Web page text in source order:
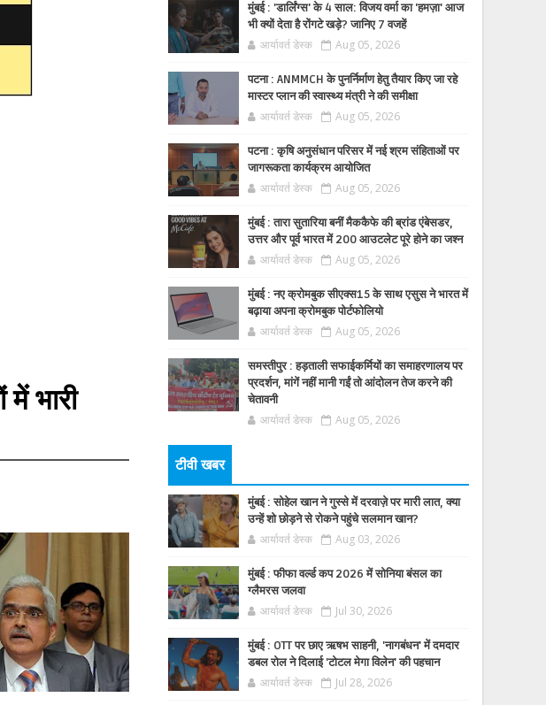
भारी
मुंबई : 'डार्लिंग्स' के 4 साल: विजय वर्मा का 'हमज़ा' आज
भी क्यों देता है रोंगटे खड़े? जानिए 7 वजहें
आर्यावर्त डेस्क Aug 05, 2026
पटना : ANMMCH के पुनर्निर्माण हेतु तैयार किए जा रहे
मास्टर प्लान की स्वास्थ्य मंत्री ने की समीक्षा
आर्यावर्त डेस्क Aug 05, 2026
पटना : कृषि अनुसंधान परिसर में नई श्रम संहिताओं पर
जागरूकता कार्यक्रम आयोजित
आर्यावर्त डेस्क Aug 05, 2026
मुंबई : तारा सुतारिया बनीं मैककैफे की ब्रांड एंबेसडर,
उत्तर और पूर्व भारत में 200 आउटलेट पूरे होने का जश्न
आर्यावर्त डेस्क Aug 05, 2026
मुंबई : नए क्रोमबुक सीएक्स15 के साथ एसुस ने भारत में
बढ़ाया अपना क्रोमबुक पोर्टफोलियो
आर्यावर्त डेस्क Aug 05, 2026
समस्तीपुर : हड़ताली सफाईकर्मियों का समाहरणालय पर
प्रदर्शन, मांगें नहीं मानी गईं तो आंदोलन तेज करने की
चेतावनी
आर्यावर्त डेस्क Aug 05, 2026
टीवी खबर
मुंबई : सोहेल खान ने गुस्से में दरवाज़े पर मारी लात, क्या
उन्हें शो छोड़ने से रोकने पहुंचे सलमान खान?
आर्यावर्त डेस्क Aug 03, 2026
मुंबई : फीफा वर्ल्ड कप 2026 में सोनिया बंसल का
ग्लैमरस जलवा
आर्यावर्त डेस्क Jul 30, 2026
मुंबई : OTT पर छाए ऋषभ साहनी, 'नागबंधन' में दमदार
डबल रोल ने दिलाई 'टोटल मेगा विलेन' की पहचान
आर्यावर्त डेस्क Jul 28, 2026